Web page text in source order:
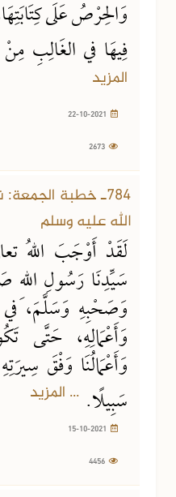
وَالحِرْصُ عَلَى
فِيهَا في الغَالِبِ
المزيد
784ـ خطبة
الله عليه وسلم
لَقَدْ أَوْجَبَ اللهُ
سَيِّدِنَا رَسُولِ اللهِ
وَصَحْبِهِ وَسَلَّمَ، في
وَأَعْمَالِهِ، حَتَّى
وَأَعْمَالُنَا وَفْقَ
سَبِيلًا. ... المزيد